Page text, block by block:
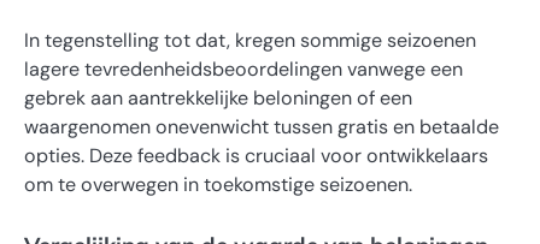
In tegenstelling tot dat, kregen sommige seizoenen
lagere tevredenheidsbeoordelingen vanwege een
gebrek aan aantrekkelijke beloningen of een
waargenomen onevenwicht tussen gratis en betaalde
opties. Deze feedback is cruciaal voor ontwikkelaars
om te overwegen in toekomstige seizoenen.